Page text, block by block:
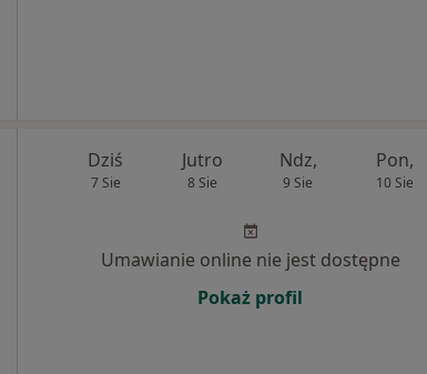
Dziś
7 Sie
Jutro
8 Sie
Ndz,
9 Sie
Pon,
10 Sie
Umawianie online nie jest dostępne
Pokaż profil